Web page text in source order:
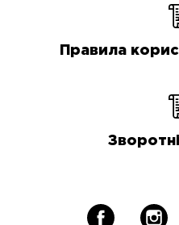
Правила